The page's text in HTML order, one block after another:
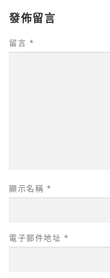
發佈留言
留言 *
顯示名稱 *
電子郵件地址 *